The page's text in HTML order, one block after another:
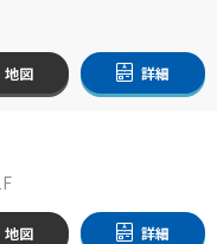
地図 詳細
地図 詳細